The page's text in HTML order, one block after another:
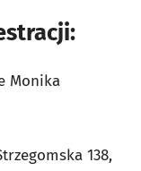
Monika
138,